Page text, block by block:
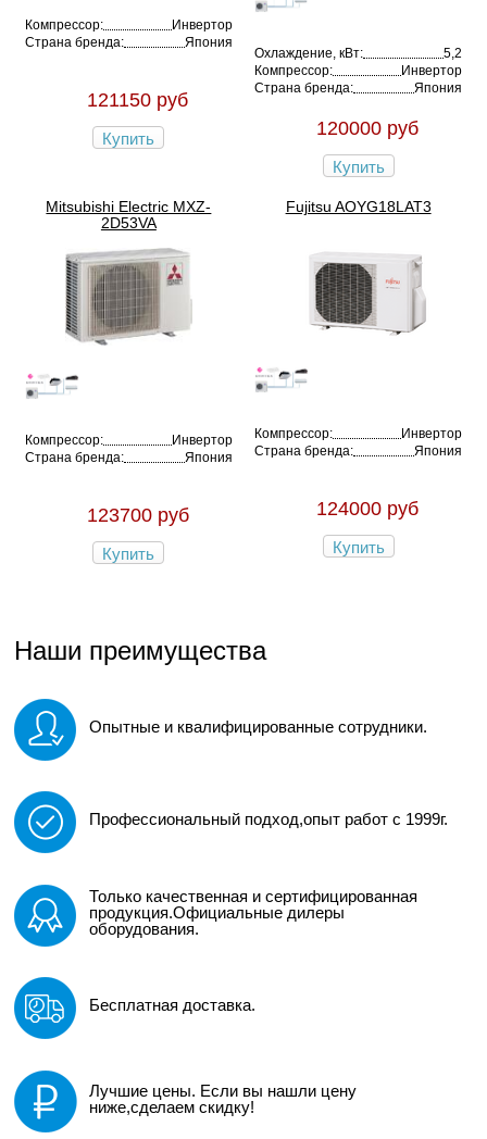
Компрессор:
Инвертор
Страна бренда:
Япония
121150 руб
Купить
Охлаждение, кВт:
5,2
Компрессор:
Инвертор
Страна бренда:
Япония
120000 руб
Купить
Mitsubishi Electric MXZ-
2D53VA
Компрессор:
Инвертор
Страна бренда:
Япония
123700 руб
Купить
Fujitsu AOYG18LAT3
Компрессор:
Инвертор
Страна бренда:
Япония
124000 руб
Купить
Наши преимущества
Опытные и квалифицированные сотрудники.
Профессиональный подход,опыт работ с 1999г.
Только качественная и сертифицированная
продукция.Официальные дилеры
оборудования.
Бесплатная доставка.
Лучшие цены. Если вы нашли цену
ниже,сделаем скидку!